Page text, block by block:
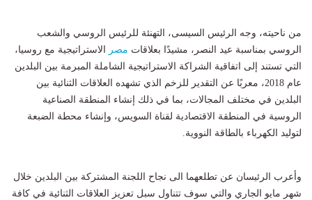
من ناحيته، وجه الرئيس السيسى، التهنئة للرئيس الروسي والشعب
الروسي بمناسبة عيد النصر، مشيدًا بعلاقات مصر
الاستراتيجية مع روسيا،
التي تستند إلى اتفاقية الشراكة الاستراتيجية الشاملة المبرمة بين البلدين
عام 2018، معربًا عن التقدير للزخم الذي تشهده العلاقات الثنائية بين
البلدين في مختلف المجالات، بما في ذلك إنشاء المنطقة الصناعية
الروسية في المنطقة الاقتصادية لقناة السويس، وإنشاء محطة الضبعة
لتوليد الكهرباء بالطاقة النووية.
وأعرب الرئيسان عن تطلعهما الى نجاح اللجنة المشتركة بين البلدين خلال
شهر مايو الجاري والتي سوف تتناول سبل تعزيز العلاقات الثنائية في كافة